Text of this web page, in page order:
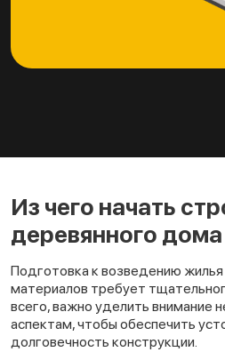
Из чего начать
деревянного дома
Подготовка к возведению жилья
материалов требует
всего, важно уделить внимание
аспектам, чтобы обеспечить
долговечность конструкции.